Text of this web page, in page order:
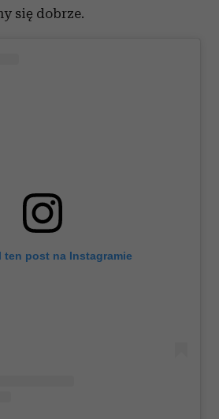
się dobrze.
ten post na Instagramie